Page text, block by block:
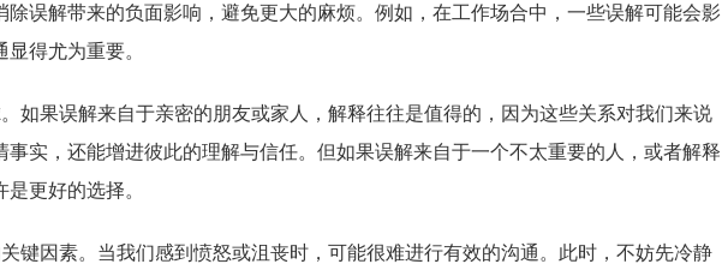
误解带来的负面影响，避免更大的麻烦。例如，在工作场合中，一些误解可能会影
得尤为重要。
如果误解来自于亲密的朋友或家人，解释往往是值得的，因为这些关系对我们来说
实，还能增进彼此的理解与信任。但如果误解来自于一个不太重要的人，或者解释
更好的选择。
键因素。当我们感到愤怒或沮丧时，可能很难进行有效的沟通。此时，不妨先冷静